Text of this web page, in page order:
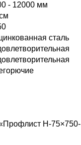
- 12000 мм
сталь
Н-75×750-